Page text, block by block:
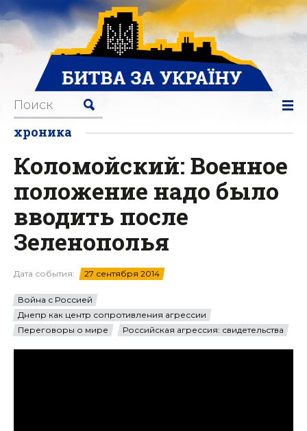
хроника
Коломойский: Военное
положение надо было
вводить после
Зеленополья
Дата события: 27 сентября 2014
Война с Россией
Днепр как центр сопротивления агрессии
Переговоры о мире
Российская агрессия: свидетельства